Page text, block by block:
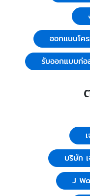
ออกแบบโค
รับออกแบบก่อ
บริษัท
J